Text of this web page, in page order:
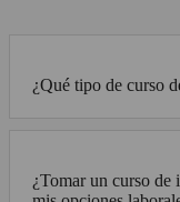
¿Qué tipo de curso
¿Tomar un curso de